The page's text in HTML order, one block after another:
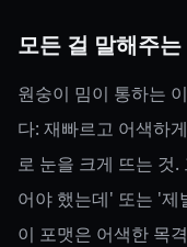
모든 걸 말해주는
원숭이 밈이 통하는
다: 재빠르고 어색하
로 눈을 크게 뜨는 것
어야 했는데' 또는 '제
이 포맷은 어색한 목